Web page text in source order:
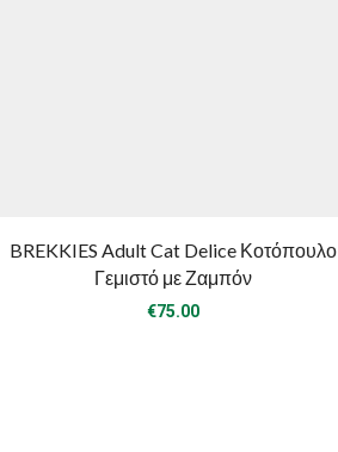
BREKKIES Adult Cat Delice Κοτόπουλο
Γεμιστό με Ζαμπόν
€75.00